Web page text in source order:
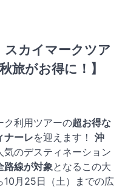
スカイマークツア
旅がお得に！】
ク利用ツアーの超お得な
ナーレを迎えます！ 沖
気のデスティネーション
路線が対象となるこの大
10月25日（土）までの広